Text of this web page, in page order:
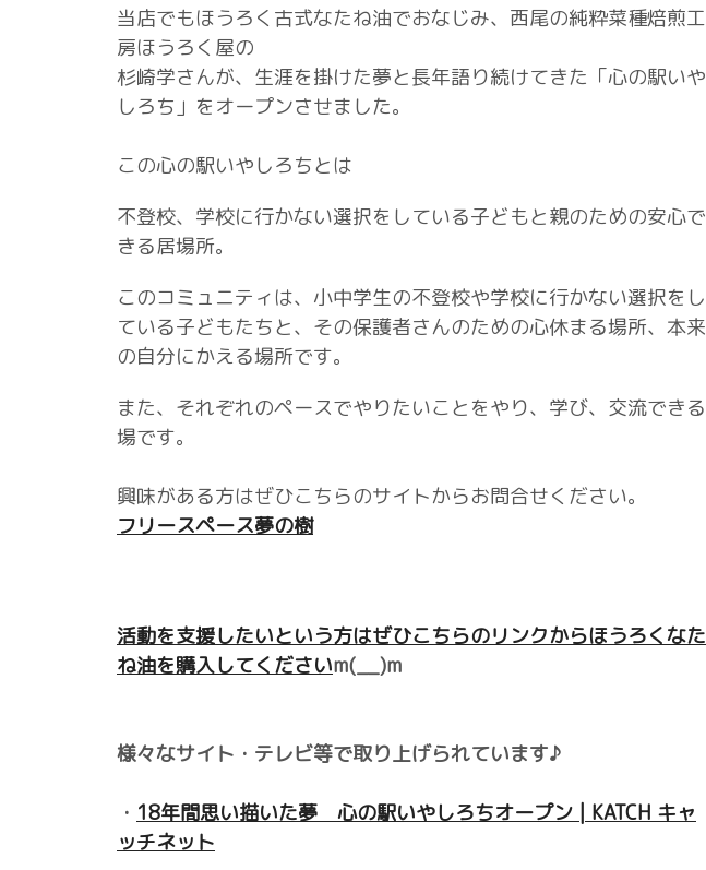
当店でもほうろく古式なたね油でおなじみ、西尾の純粋菜種焙煎工
房ほうろく屋の
杉崎学さんが、生涯を掛けた夢と長年語り続けてきた「心の駅いや
しろち」をオープンさせました。
この心の駅いやしろちとは
不登校、学校に行かない選択をしている​子どもと親のための安心で
きる居場所。
このコミュニティは、小中学生の不登校​や学校に行かない選択をし
ている子ども​たちと、その保護者さんのための心休ま​る場所、本来
の自分にかえる場所です。
また、それぞれのペースでやりたいこと​をやり、学び、交流できる
場です。
興味がある方はぜひこちらのサイトからお問合せください。
フリースペース夢の樹
活動を支援したいという方はぜひこちらのリンクからほうろくなた
ね油を購入してくださいm(__)m
様々なサイト・テレビ等で取り上げられています♪
・ 18年間思い描いた夢 心の駅いやしろちオープン | KATCH キャ
ッチネット